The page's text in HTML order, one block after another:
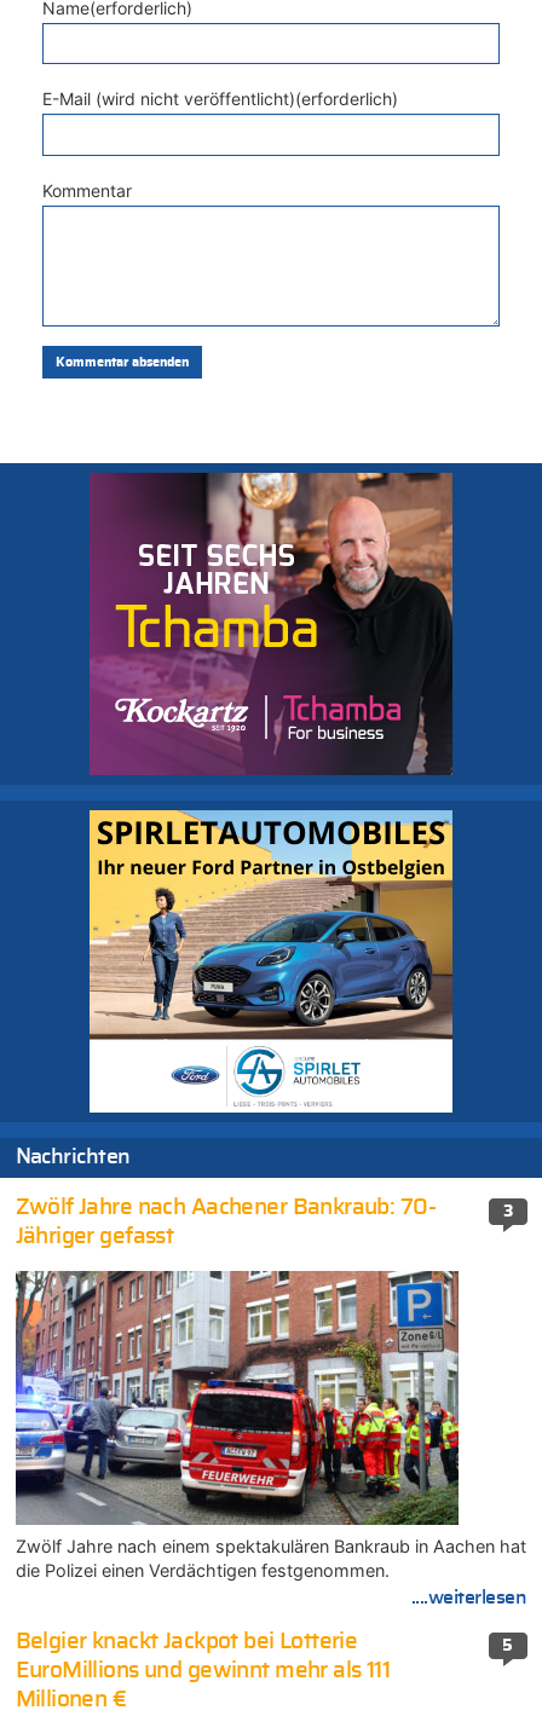
Name(erforderlich)
E-Mail (wird nicht veröffentlicht)(erforderlich)
Kommentar
Nachrichten
3
Zwölf Jahre nach Aachener Bankraub: 70-
Jähriger gefasst
Zwölf Jahre nach einem spektakulären Bankraub in Aachen hat
die Polizei einen Verdächtigen festgenommen.
....weiterlesen
5
Belgier knackt Jackpot bei Lotterie
EuroMillions und gewinnt mehr als 111
Millionen €